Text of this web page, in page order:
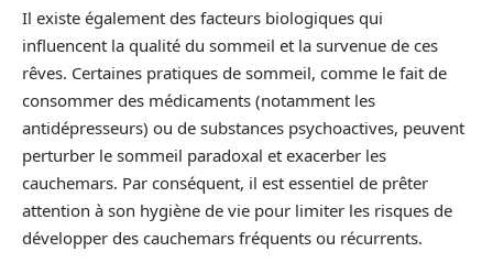
Il existe également des facteurs biologiques qui
influencent la qualité du sommeil et la survenue de ces
rêves. Certaines pratiques de sommeil, comme le fait de
consommer des médicaments (notamment les
antidépresseurs) ou de substances psychoactives, peuvent
perturber le sommeil paradoxal et exacerber les
cauchemars. Par conséquent, il est essentiel de prêter
attention à son hygiène de vie pour limiter les risques de
développer des cauchemars fréquents ou récurrents.